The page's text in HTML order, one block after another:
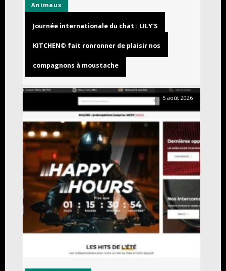
Animaux
Journée internationale du chat : LILY’S
KITCHEN© fait ronronner de plaisir nos
compagnons à moustache
5 août 2026